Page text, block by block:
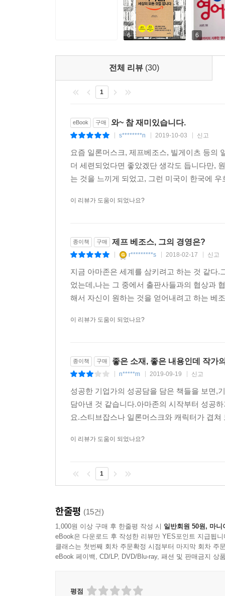
종류의 소매상이 있습니다. 하나는 가격을 더 높
회사가 있습니다. 우리는 주저 없이 두 번째를 선
한편 제프 베조스는 스티브 잡스, 빌 게이츠,
“미안하지만 오늘 얼간이 약을 먹었나?”, “당신,
회사의 CEO입니다’라고 적힌 증명서라도 떼어
지금의 아마존을 일궈왔다.
이외에도 세상에 드러난 적이 없는 제프 베조스
이 책은 2013년 파이낸셜 타임스&골드만삭스 ‘
있고 흥미로운 통찰력을 제공하는 경제경영서
테리 애비뉴와 리퍼블리컨 가에 위치한 아마
경영주의 글이 쓰여 있다.
여전히 많은 물건은 계속 발명되고,
오늘은 그저 거대한 미래의 첫날Day 1일 뿐.
_제프 베조스
6 6
전체 리뷰 (30)
1
eBook 구매 와~ 참 재미있습니다.
s********n 2019-10-03 신고
요즘 일론머스크, 제프베조스, 빌게이츠 등의
더 세련되었다면 좋았겠단 생각도 듭니다만,
는 것을 느끼게 되었고, 그런 미국이 한국에
이 리뷰가 도움이 되었나요?
종이책 구매 제프 베조스, 그의 경영은?
r*********s 2018-02-17 신고
지금 아마존은 세계를 삼키려고 하는 것 같다
었는데,나는 그 중에서 출판사들과의 협상과
해서 자신이 원하는 것을 얻어내려고 하는 베
이 리뷰가 도움이 되었나요?
종이책 구매 좋은 소재, 좋은 내용인데 작가
n*****m 2019-09-19 신고
성공한 기업가의 성공담을 담은 책들을 보면,
담아낸 것 같습니다.아마존의 시작부터 성공
요.스티브잡스나 일론머스크와 캐릭터가 겹
이 리뷰가 도움이 되었나요?
1
한줄평 (15건)
1,000원 이상 구매 후 한줄평 작성 시 일반회원 50원, 마니
eBook은 다운로드 후 작성한 리뷰만 YES포인트 지급됩니
클래스는 첫번째 회차 주문확정 시점부터 마지막 회차 주
eBook 페이백, CD/LP, DVD/Blu-ray, 패션 및 판매금지 상
평점